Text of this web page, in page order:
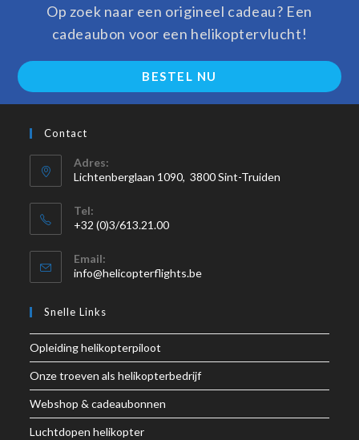
Op zoek naar een origineel cadeau? Een
cadeaubon voor een helikoptervlucht!
BESTEL NU
Contact
Adres:
Lichtenberglaan 1090, 3800 Sint-Truiden
Tel:
+32 (0)3/613.21.00
Email:
info@helicopterflights.be
Snelle Links
Opleiding helikopterpiloot
Onze troeven als helikopterbedrijf
Webshop & cadeaubonnen
Luchtdopen helikopter